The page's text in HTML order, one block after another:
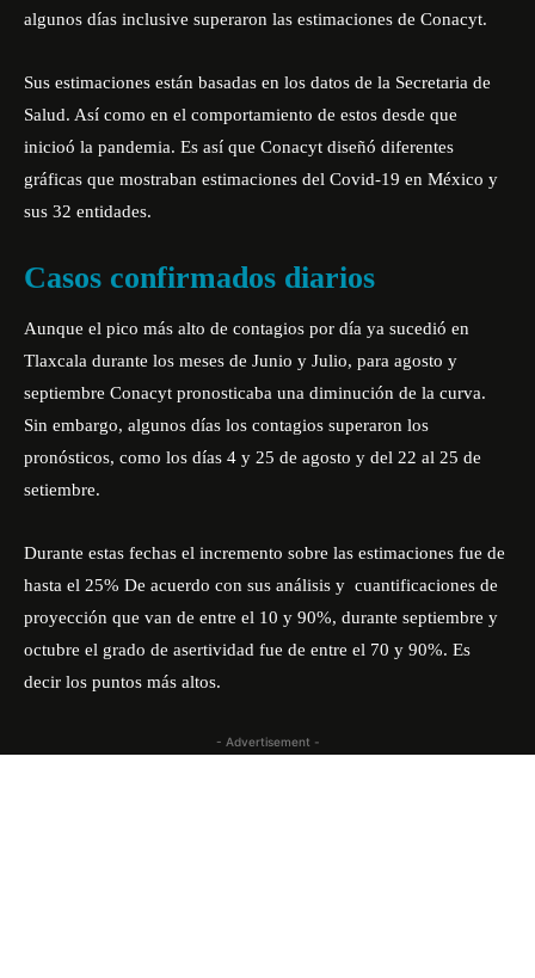
algunos días inclusive superaron las estimaciones de Conacyt.
Sus estimaciones están basadas en los datos de la Secretaria de
Salud. Así como en el comportamiento de estos desde que
inicioó la pandemia. Es así que Conacyt diseñó diferentes
gráficas que mostraban estimaciones del Covid-19 en México y
sus 32 entidades.
Casos confirmados diarios
Aunque el pico más alto de contagios por día ya sucedió en
Tlaxcala durante los meses de Junio y Julio, para agosto y
septiembre Conacyt pronosticaba una diminución de la curva.
Sin embargo, algunos días los contagios superaron los
pronósticos, como los días 4 y 25 de agosto y del 22 al 25 de
setiembre.
Durante estas fechas el incremento sobre las estimaciones fue de
hasta el 25% De acuerdo con sus análisis y cuantificaciones de
proyección que van de entre el 10 y 90%, durante septiembre y
octubre el grado de asertividad fue de entre el 70 y 90%. Es
decir los puntos más altos.
- Advertisement -